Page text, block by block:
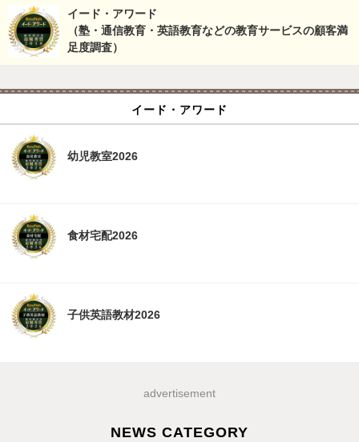
イード・アワード
（塾・通信教育・英語教育などの教育サービスの顧客満
足度調査）
イード・アワード
幼児教室2026
食材宅配2026
子供英語教材2026
advertisement
NEWS CATEGORY